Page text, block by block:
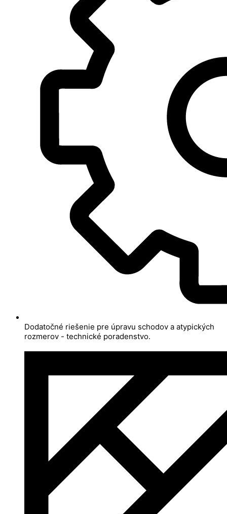
Dodatočné riešenie pre úpravu schodov a atypických
rozmerov - technické poradenstvo.